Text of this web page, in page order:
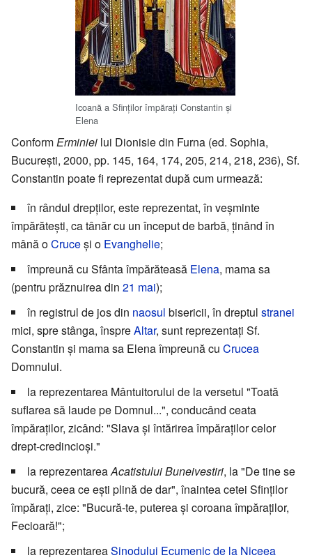
Icoană a Sfinților împărați Constantin și
Elena
ConformErminiei lui Dionisie din Furna (ed. Sophia,
București, 2000, pp. 145, 164, 174, 205, 214, 218, 236), Sf.
Constantin poate fi reprezentat după cum urmează:
în rândul drepților, este reprezentat, în veșminte
împărătești, ca tânăr cu un început de barbă, ținând în
mână oCruceși o Evanghelie;
împreună cu Sfânta împărăteasă Elena, mama sa
(pentru prăznuirea din 21 mai);
în registrul de jos din naosul bisericii, în dreptul stranei
mici, spre stânga, înspreAltar, sunt reprezentați Sf.
Constantin și mama sa Elena împreună cu Crucea
Domnului.
la reprezentarea Mântuitorului de la versetul "Toată
suflarea să laude pe Domnul...", conducând ceata
împăraților, zicând: "Slava și întărirea împăraților celor
drept-credincioși."
la reprezentareaAcatistului Buneivestiri, la "De tine se
bucură, ceea ce ești plină de dar", înaintea cetei Sfinților
împărați, zice: "Bucură-te, puterea și coroana împăraților,
Fecioară!";
la reprezentareaSinodului Ecumenic de la Niceea